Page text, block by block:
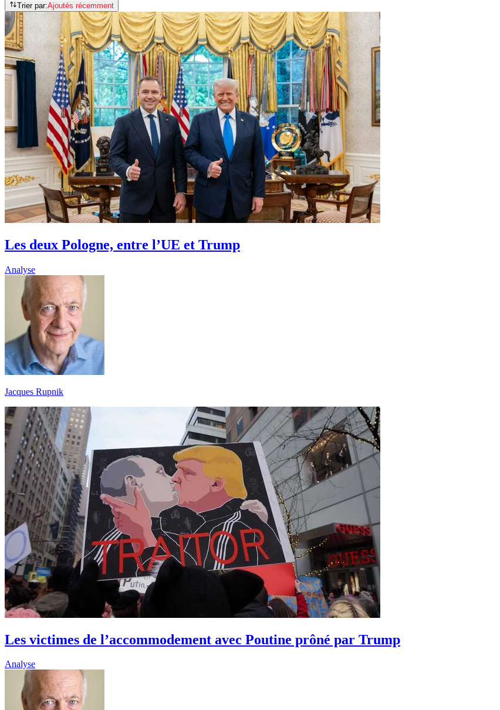
Trier par:Ajoutés récemment
Les deux Pologne, entre l’UE et Trump
Analyse
Jacques Rupnik
Les victimes de l’accommodement avec Poutine prôné par Trump
Analyse